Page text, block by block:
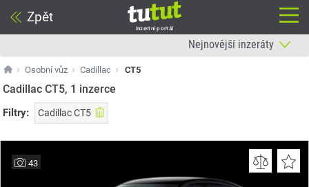
Zpět
Inzertní portál
Osobní vůz Cadillac CT5
Cadillac CT5, 1 inzerce
Filtry: Cadillac CT5
43